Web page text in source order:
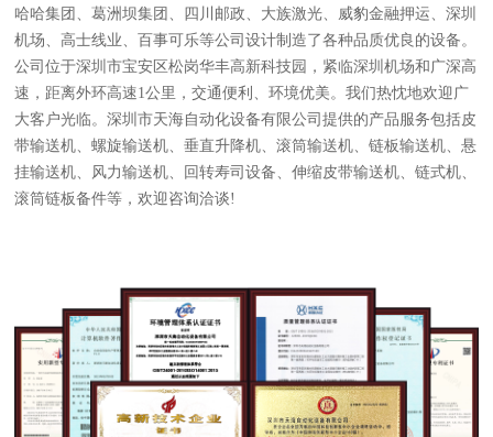
哈哈集团、葛洲坝集团、四川邮政、大族激光、威豹金融押运、深圳
机场、高士线业、百事可乐等公司设计制造了各种品质优良的设备。
公司位于深圳市宝安区松岗华丰高新科技园，紧临深圳机场和广深高
速，距离外环高速1公里，交通便利、环境优美。我们热忱地欢迎广
大客户光临。深圳市天海自动化设备有限公司提供的产品服务包括皮
带输送机、螺旋输送机、垂直升降机、滚筒输送机、链板输送机、悬
挂输送机、风力输送机、回转寿司设备、伸缩皮带输送机、链式机、
滚筒链板备件等，欢迎咨询洽谈!